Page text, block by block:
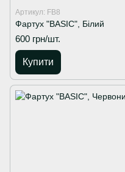
Артикул: FB8
Фартух "BASIC", Білий
600 грн/шт.
Купити